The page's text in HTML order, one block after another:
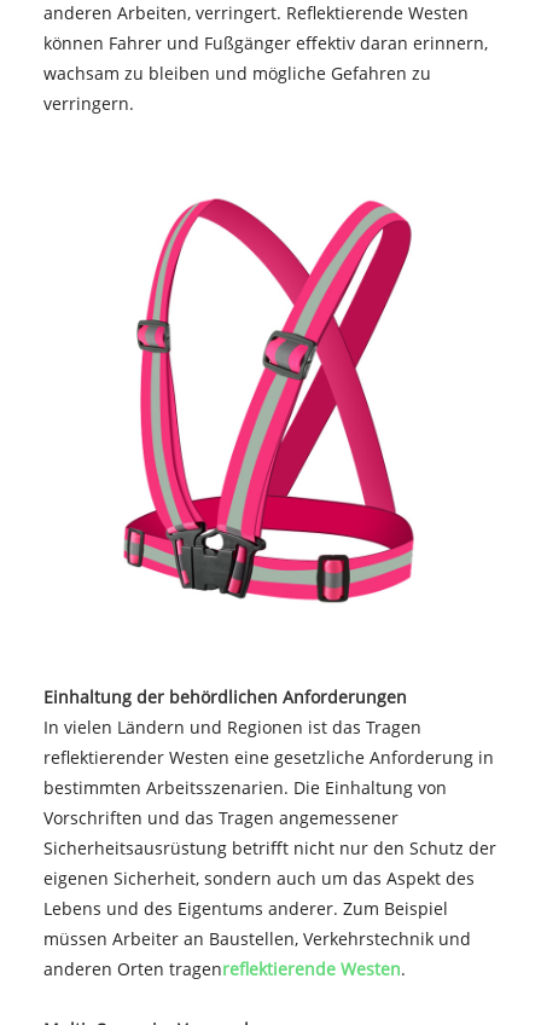
anderen Arbeiten, verringert. Reflektierende Westen
können Fahrer und Fußgänger effektiv daran erinnern,
wachsam zu bleiben und mögliche Gefahren zu
verringern. ‌
Einhaltung der behördlichen Anforderungen
In vielen Ländern und Regionen ist das Tragen
reflektierender Westen eine gesetzliche Anforderung in
bestimmten Arbeitsszenarien. Die Einhaltung von
Vorschriften und das Tragen angemessener
Sicherheitsausrüstung betrifft nicht nur den Schutz der
eigenen Sicherheit, sondern auch um das Aspekt des
Lebens und des Eigentums anderer. Zum Beispiel
müssen Arbeiter an Baustellen, Verkehrstechnik und
anderen Orten tragenreflektierende Westen.